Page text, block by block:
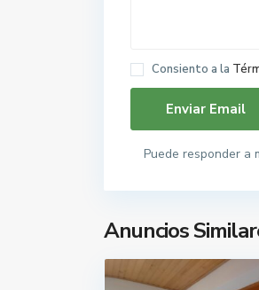
Consiento a la
Puede responder a
Anuncios